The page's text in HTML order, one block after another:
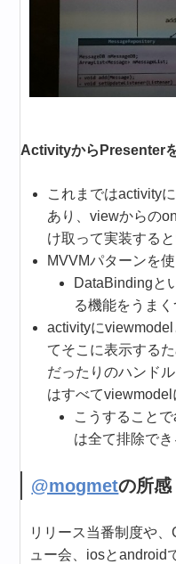
ActivityからPresenter
これまではactivity
あり、viewからの
け取って実装する
MVVMパターンを
DataBindingと
る機能をうま
activityに
てそこに表示する
だったりのハンド
はすべてviewmodel
こうすること
は全て排除でき
@mogmetの所感
リリース当番制度や
ュー会、iosとandroid